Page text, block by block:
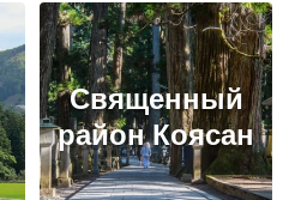
Священный
район Коясан